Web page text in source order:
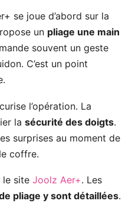
se joue d’abord sur la
un pliage une main
souvent un geste
C’est un point
l’opération. La
la sécurité des doigts.
surprises au moment de
coffre.
le site Joolz Aer+. Les
pliage y sont détaillées.